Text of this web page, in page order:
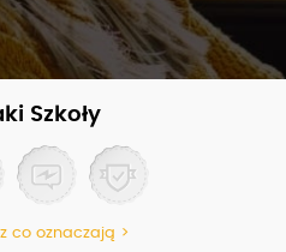
Szkoły
co oznaczają >